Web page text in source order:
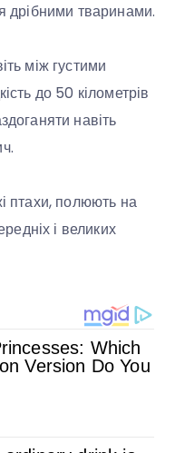
дрібними тваринами.
між густими
до 50 кілометрів
навіть
птахи, полюють на
і великих